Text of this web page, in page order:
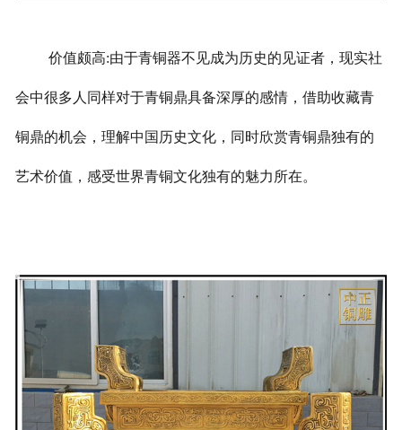
价值颇高:由于青铜器不见成为历史的见证者，现实社
会中很多人同样对于青铜鼎具备深厚的感情，借助收藏青
铜鼎的机会，理解中国历史文化，同时欣赏青铜鼎独有的
艺术价值，感受世界青铜文化独有的魅力所在。